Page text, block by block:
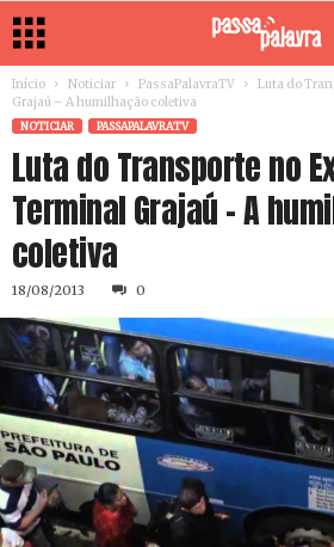
Início Noticiar PassaPalavraTV
Luta do
Grajaú – A humilhação coletiva
NOTICIAR PASSAPALAVRATV
Luta do Transporte no
Terminal Grajaú – A
coletiva
18/08/2013 0